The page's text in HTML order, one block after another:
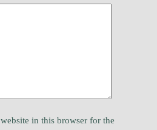
in this browser for the